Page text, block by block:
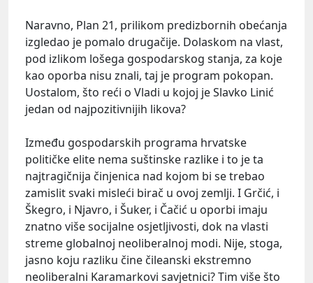
Naravno, Plan 21, prilikom predizbornih obećanja
izgledao je pomalo drugačije. Dolaskom na vlast,
pod izlikom lošega gospodarskog stanja, za koje
kao oporba nisu znali, taj je program pokopan.
Uostalom, što reći o Vladi u kojoj je Slavko Linić
jedan od najpozitivnijih likova?
Između gospodarskih programa hrvatske
političke elite nema suštinske razlike i to je ta
najtragičnija činjenica nad kojom bi se trebao
zamislit svaki misleći birač u ovoj zemlji. I Grčić, i
Škegro, i Njavro, i Šuker, i Čačić u oporbi imaju
znatno više socijalne osjetljivosti, dok na vlasti
streme globalnoj neoliberalnoj modi. Nije, stoga,
jasno koju razliku čine čileanski ekstremno
neoliberalni Karamarkovi savjetnici? Tim više što